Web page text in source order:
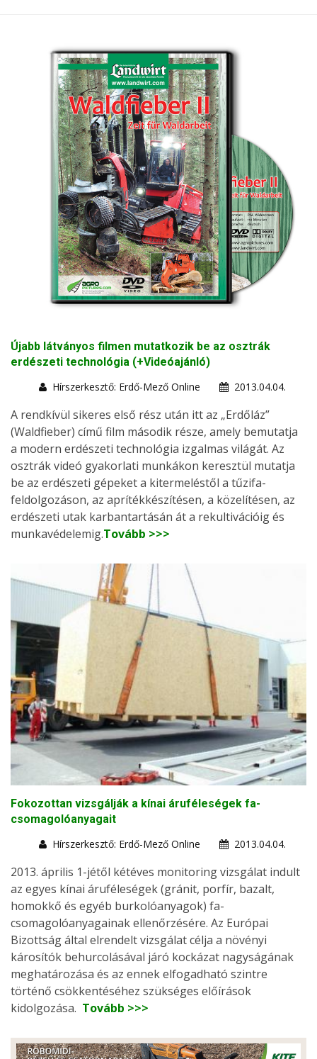
Újabb látványos filmen mutatkozik be az osztrák
erdészeti technológia (+Videóajánló)
Hírszerkesztő: Erdő-Mező Online
2013.04.04.
A rendkívül sikeres első rész után itt az „Erdőláz”
(Waldfieber) című film második része, amely bemutatja
a modern erdészeti technológia izgalmas világát. Az
osztrák videó gyakorlati munkákon keresztül mutatja
be az erdészeti gépeket a kitermeléstől a tűzifa-
feldolgozáson, az aprítékkészítésen, a közelítésen, az
erdészeti utak karbantartásán át a rekultivációig és
munkavédelemig.Tovább >>>
Fokozottan vizsgálják a kínai áruféleségek fa-
csomagolóanyagait
Hírszerkesztő: Erdő-Mező Online
2013.04.04.
2013. április 1-jétől kétéves monitoring vizsgálat indult
az egyes kínai áruféleségek (gránit, porfír, bazalt,
homokkő és egyéb burkolóanyagok) fa-
csomagolóanyagainak ellenőrzésére. Az Európai
Bizottság által elrendelt vizsgálat célja a növényi
károsítók behurcolásával járó kockázat nagyságának
meghatározása és az ennek elfogadható szintre
történő csökkentéséhez szükséges előírások
kidolgozása. Tovább >>>